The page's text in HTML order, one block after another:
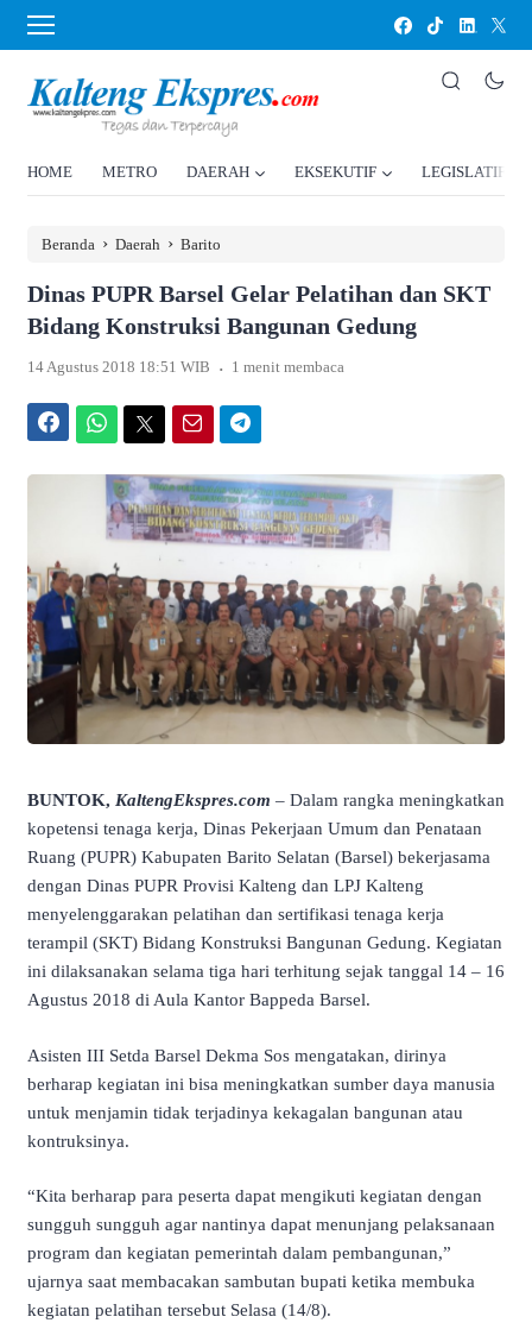
HOME METRO DAERAH EKSEKUTIF LEGISLATIF
Beranda › Daerah › Barito
Dinas PUPR Barsel Gelar Pelatihan dan SKT
Bidang Konstruksi Bangunan Gedung
14 Agustus 2018 18:51 WIB . 1 menit membaca
BUNTOK, KaltengEkspres.com – Dalam rangka meningkatkan
kopetensi tenaga kerja, Dinas Pekerjaan Umum dan Penataan
Ruang (PUPR) Kabupaten Barito Selatan (Barsel) bekerjasama
dengan Dinas PUPR Provisi Kalteng dan LPJ Kalteng
menyelenggarakan pelatihan dan sertifikasi tenaga kerja
terampil (SKT) Bidang Konstruksi Bangunan Gedung. Kegiatan
ini dilaksanakan selama tiga hari terhitung sejak tanggal 14 – 16
Agustus 2018 di Aula Kantor Bappeda Barsel.
Asisten III Setda Barsel Dekma Sos mengatakan, dirinya
berharap kegiatan ini bisa meningkatkan sumber daya manusia
untuk menjamin tidak terjadinya kekagalan bangunan atau
kontruksinya.
“Kita berharap para peserta dapat mengikuti kegiatan dengan
sungguh sungguh agar nantinya dapat menunjang pelaksanaan
program dan kegiatan pemerintah dalam pembangunan,”
ujarnya saat membacakan sambutan bupati ketika membuka
kegiatan pelatihan tersebut Selasa (14/8).